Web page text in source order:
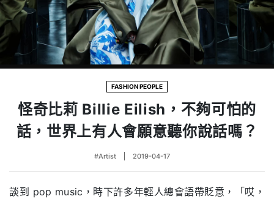
FASHION PEOPLE
怪奇比莉 Billie Eilish，不夠可怕的
話，世界上有人會願意聽你說話嗎？
#Artist 2019-04-17
談到 pop music，時下許多年輕人總會語帶貶意，「哎，